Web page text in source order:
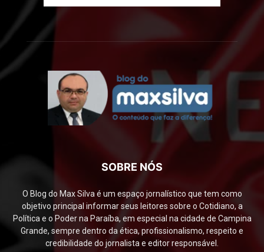
SOBRE NÓS
O Blog do Max Silva é um espaço jornalístico que tem como
objetivo principal informar seus leitores sobre o Cotidiano, a
Política e o Poder na Paraíba, em especial na cidade de Campina
Grande, sempre dentro da ética, profissionalismo, respeito e
credibilidade do jornalista e editor responsável.